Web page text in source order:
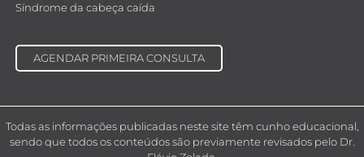
Síndrome da cabeça caída
AGENDAR PRIMEIRA CONSULTA
Todas as informações publicadas neste site têm cunho educacional,
sendo que todos os conteúdos são previamente revisados pelo Dr.